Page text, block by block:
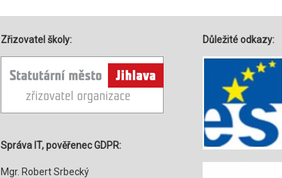
Zřizovatel školy:
Správa IT, pověřenec GDPR:
Mgr. Robert Srbecký
Důležité odkazy: